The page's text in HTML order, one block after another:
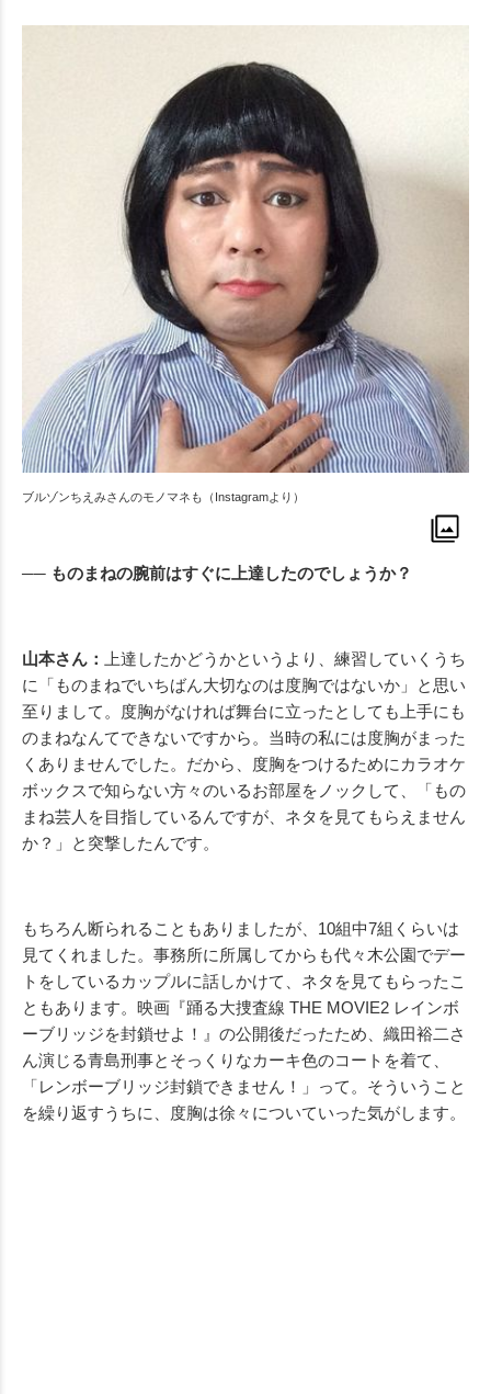
ブルゾンちえみさんのモノマネも（Instagramより）
── ものまねの腕前はすぐに上達したのでしょうか？
山本さん：
上達したかどうかというより、練習していくうち
に「ものまねでいちばん大切なのは度胸ではないか」と思い
至りまして。度胸がなければ舞台に立ったとしても上手にも
のまねなんてできないですから。当時の私には度胸がまった
くありませんでした。だから、度胸をつけるためにカラオケ
ボックスで知らない方々のいるお部屋をノックして、「もの
まね芸人を目指しているんですが、ネタを見てもらえません
か？」と突撃したんです。
もちろん断られることもありましたが、10組中7組くらいは
見てくれました。事務所に所属してからも代々木公園でデー
トをしているカップルに話しかけて、ネタを見てもらったこ
ともあります。映画『踊る大捜査線 THE MOVIE2 レインボ
ーブリッジを封鎖せよ！』の公開後だったため、織田裕二さ
ん演じる青島刑事とそっくりなカーキ色のコートを着て、
「レンボーブリッジ封鎖できません！」って。そういうこと
を繰り返すうちに、度胸は徐々についていった気がします。